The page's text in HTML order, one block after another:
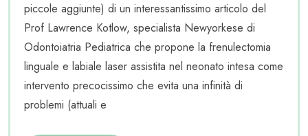
piccole aggiunte) di un interessantissimo articolo del
Prof Lawrence Kotlow, specialista Newyorkese di
Odontoiatria Pediatrica che propone la frenulectomia
linguale e labiale laser assistita nel neonato intesa come
intervento precocissimo che evita una infinità di
problemi (attuali e